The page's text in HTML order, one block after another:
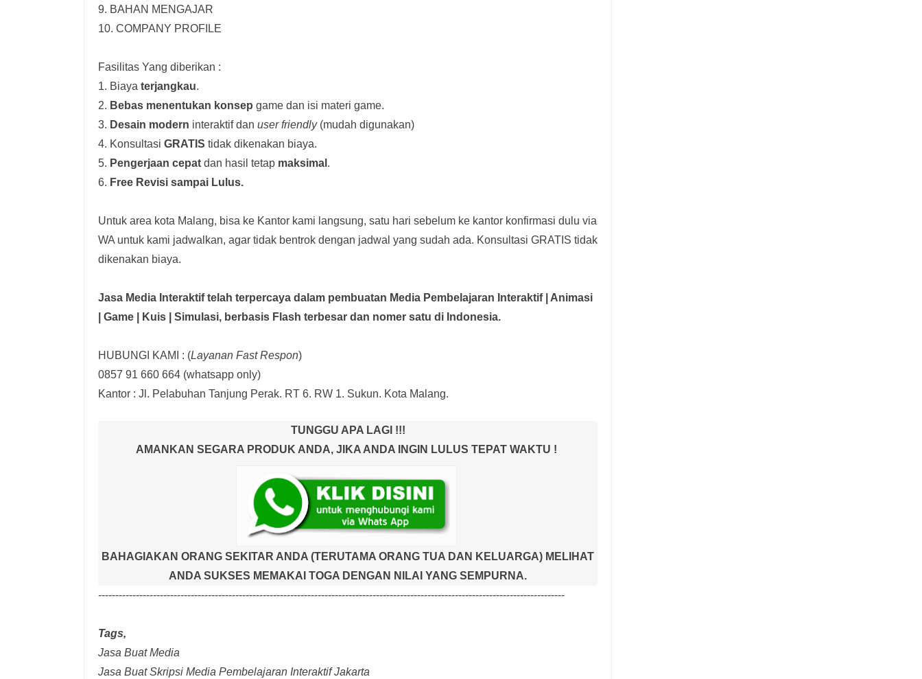
9. BAHAN MENGAJAR
10. COMPANY PROFILE
Fasilitas Yang diberikan :
1. Biaya terjangkau.
2. Bebas menentukan konsep game dan isi materi game.
3. Desain modern interaktif dan user friendly(mudah digunakan)
4. Konsultasi GRATIS tidak dikenakan biaya.
5. Pengerjaan cepat dan hasil tetap maksimal .
6. Free Revisi sampai Lulus.
Untuk area kota Malang, bisa ke Kantor kami langsung, satu hari sebelum ke kantor konfirmasi dulu via
WA untuk kami jadwalkan, agar tidak bentrok dengan jadwal yang sudah ada. Konsultasi GRATIS tidak
dikenakan biaya.
Jasa Media Interaktif telah terpercaya dalam pembuatan Media Pembelajaran Interaktif| Animasi
| Game | Kuis | Simulasi, berbasis Flash terbesar dan nomer satu di Indonesia.
HUBUNGI KAMI : (Layanan Fast Respon)
0857 91 660 664 (whatsapp only)
Kantor : Jl. Pelabuhan Tanjung Perak. RT 6. RW 1. Sukun. Kota Malang.
TUNGGU APA LAGI !!!
AMANKAN SEGARA PRODUK ANDA, JIKA ANDA INGIN LULUS TEPAT WAKTU !
BAHAGIAKAN ORANG SEKITAR ANDA (TERUTAMA ORANG TUA DAN KELUARGA) MELIHAT
ANDA SUKSES MEMAKAI TOGA DENGAN NILAI YANG SEMPURNA.
----------------------------------------------------------------------------------------------------------------------------------------
Tags,
Jasa Buat Media
Jasa Buat Skripsi Media Pembelajaran Interaktif Jakarta